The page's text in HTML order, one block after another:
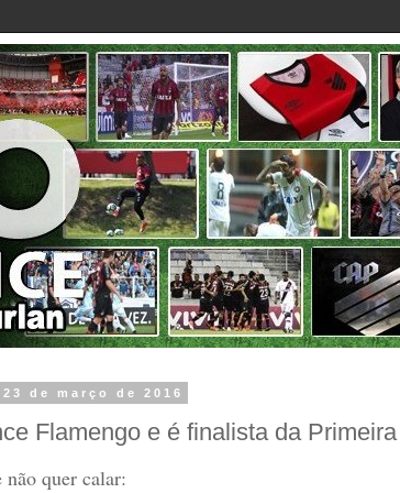
de março de 2016
Flamengo e é finalista da
quer calar: